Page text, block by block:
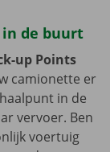
in de buurt
up Points
camionette er
in de
vervoer. Ben
voertuig